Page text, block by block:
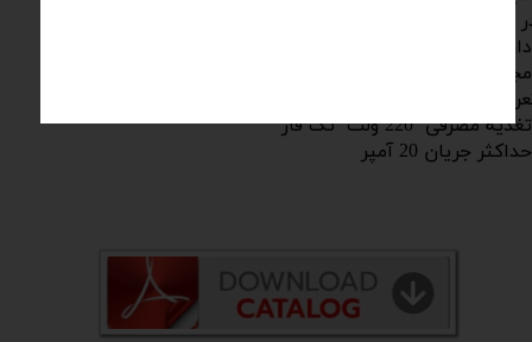
زمانهای طی شده
قابلیت اتصال به پرینتر بمنظور پرینت نتایج آزمون
به سیستم آبپاش بر روی سطح نمونه با بازه زمانی قابل
بسته به الزام استاندارد
مصرفی 220 ولت تک فاز
جریان 20 آمپر